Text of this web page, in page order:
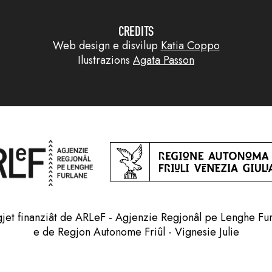
CREDITS
Web design e disvilup Katia Coppo
Ilustrazions Agata Passon
finanziât de ARLeF - Agjenzie Regjonâl pe Lenghe
e de Regjon Autonome Friûl - Vignesie Julie